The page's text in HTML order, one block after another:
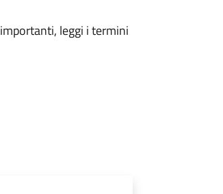
leggi i termini